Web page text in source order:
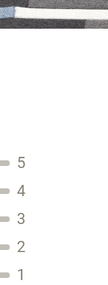
5
4
3
2
1